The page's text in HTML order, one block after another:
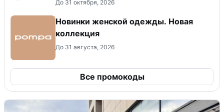
До 31 октября, 2026
Новинки женской одежды. Новая
коллекция
До 31 августа, 2026
Все промокоды